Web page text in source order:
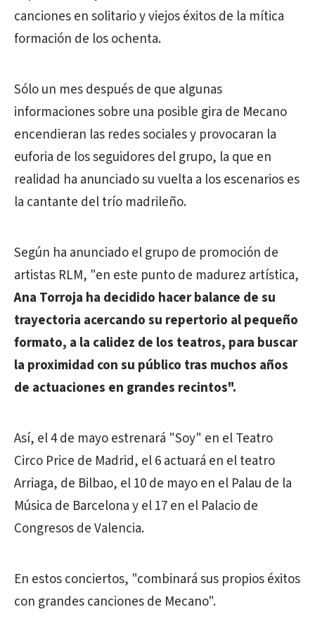
canciones en solitario y viejos éxitos de la mítica
formación de los ochenta.
Sólo un mes después de que algunas
informaciones sobre una posible gira de Mecano
encendieran las redes sociales y provocaran la
euforia de los seguidores del grupo, la que en
realidad ha anunciado su vuelta a los escenarios es
la cantante del trío madrileño.
Según ha anunciado el grupo de promoción de
artistas RLM, "en este punto de madurez artística,
Ana Torroja ha decidido hacer balance de su
trayectoria acercando su repertorio al pequeño
formato, a la calidez de los teatros, para buscar
la proximidad con su público tras muchos años
de actuaciones en grandes recintos".
Así, el 4 de mayo estrenará "Soy" en el Teatro
Circo Price de Madrid, el 6 actuará en el teatro
Arriaga, de Bilbao, el 10 de mayo en el Palau de la
Música de Barcelona y el 17 en el Palacio de
Congresos de Valencia.
En estos conciertos, "combinará sus propios éxitos
con grandes canciones de Mecano".